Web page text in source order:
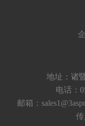
地址：诸
电话：
邮箱：
传